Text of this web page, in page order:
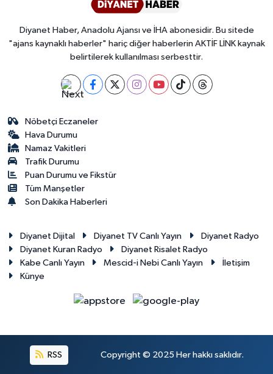
Diyanet Haber, Anadolu Ajansı ve İHA abonesidir. Bu sitede
"ajans kaynaklı haberler" hariç diğer haberlerin AKTİF LİNK kaynak
belirtilerek kullanılması serbesttir.
Nöbetçi Eczaneler
Hava Durumu
Namaz Vakitleri
Trafik Durumu
Puan Durumu ve Fikstür
Tüm Manşetler
Son Dakika Haberleri
Diyanet Dijital Diyanet TV Canlı Yayın
Diyanet Radyo
Diyanet Kuran Radyo
Diyanet Risalet Radyo
Kabe Canlı Yayın
Mescid-i Nebi Canlı Yayın
İletişim
Künye
RSS Copyright © 2025 Her hakkı saklıdır.